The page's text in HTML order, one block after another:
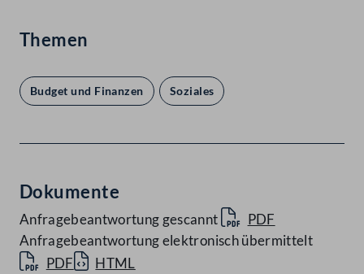
Themen
Budget und Finanzen Soziales
Dokumente
Anfragebeantwortung gescannt
PDF
Anfragebeantwortung elektronisch übermittelt
PDF
HTML